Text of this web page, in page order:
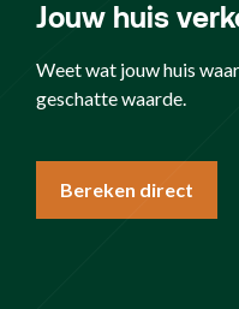
Jouw huis
Weet wat jouw huis
geschatte waarde.
Bereken direct